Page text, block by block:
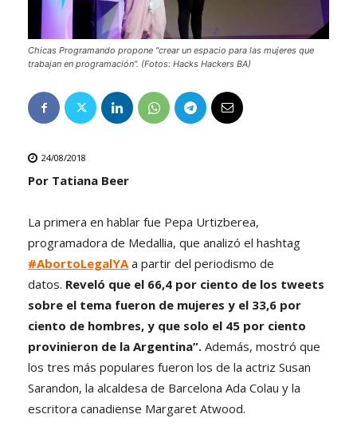
Chicas Programando propone "crear un espacio para las mujeres que
trabajan en programación". (Fotos: Hacks Hackers BA)
24/08/2018
Por Tatiana Beer
La primera en hablar fue Pepa Urtizberea,
programadora de Medallia, que analizó el hashtag
#AbortoLegalYAa partir del periodismo de
datos. Reveló que el 66,4 por ciento de los tweets
sobre el tema fueron de mujeres y el 33,6 por
ciento de hombres, y que solo el 45 por ciento
provinieron de la Argentina”. Además, mostró que
los tres más populares fueron los de la actriz Susan
Sarandon, la alcaldesa de Barcelona Ada Colau y la
escritora canadiense Margaret Atwood.